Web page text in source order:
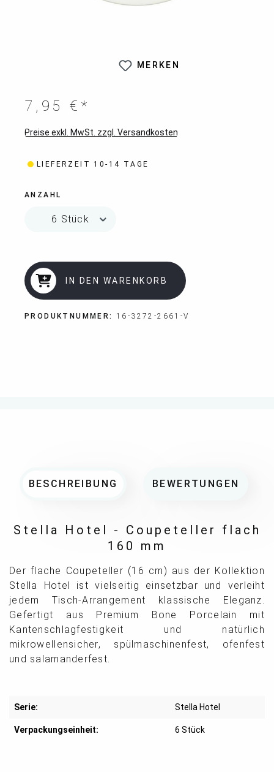
MERKEN
7,95 €*
Preise exkl. MwSt. zzgl. Versandkosten
LIEFERZEIT 10-14 TAGE
ANZAHL
IN DEN WARENKORB
PRODUKTNUMMER: 16-3272-2661-V
BESCHREIBUNG BEWERTUNGEN
Stella Hotel - Coupeteller flach
160 mm
Der flache Coupeteller (16 cm) aus der Kollektion
Stella Hotel ist vielseitig einsetzbar und verleiht
jedem Tisch-Arrangement klassische Eleganz.
Gefertigt aus Premium Bone Porcelain mit
Kantenschlagfestigkeit und natürlich
mikrowellensicher, spülmaschinenfest, ofenfest
und salamanderfest.
Serie: Stella Hotel
Verpackungseinheit: 6 Stück